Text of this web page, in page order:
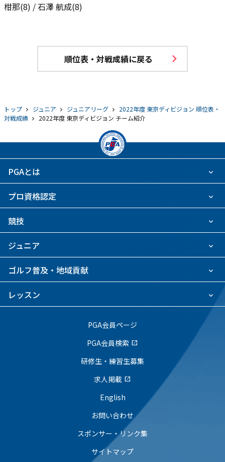
柑那(8) / 石澤 航成(8)
順位表・対戦成績に戻る
トップ ジュニア ジュニアリーグ
2022年度 東京ディビジョン 順位表・
対戦成績
2022年度 東京ディビジョン チーム紹介
PGAとは
プロ資格認定
競技
ジュニア
ゴルフ普及・地域貢献
レッスン
PGA会員ページ
PGA会員検索 open_in_new
研修生・練習生募集
求人掲載 open_in_new
English
お問い合わせ
スポンサー・リンク集
サイトマップ